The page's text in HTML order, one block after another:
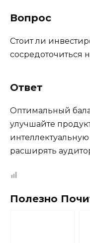
Вопрос
Стоит ли
сосредоточиться
Ответ
Оптимальный
улучшайте
расширять
Полезно